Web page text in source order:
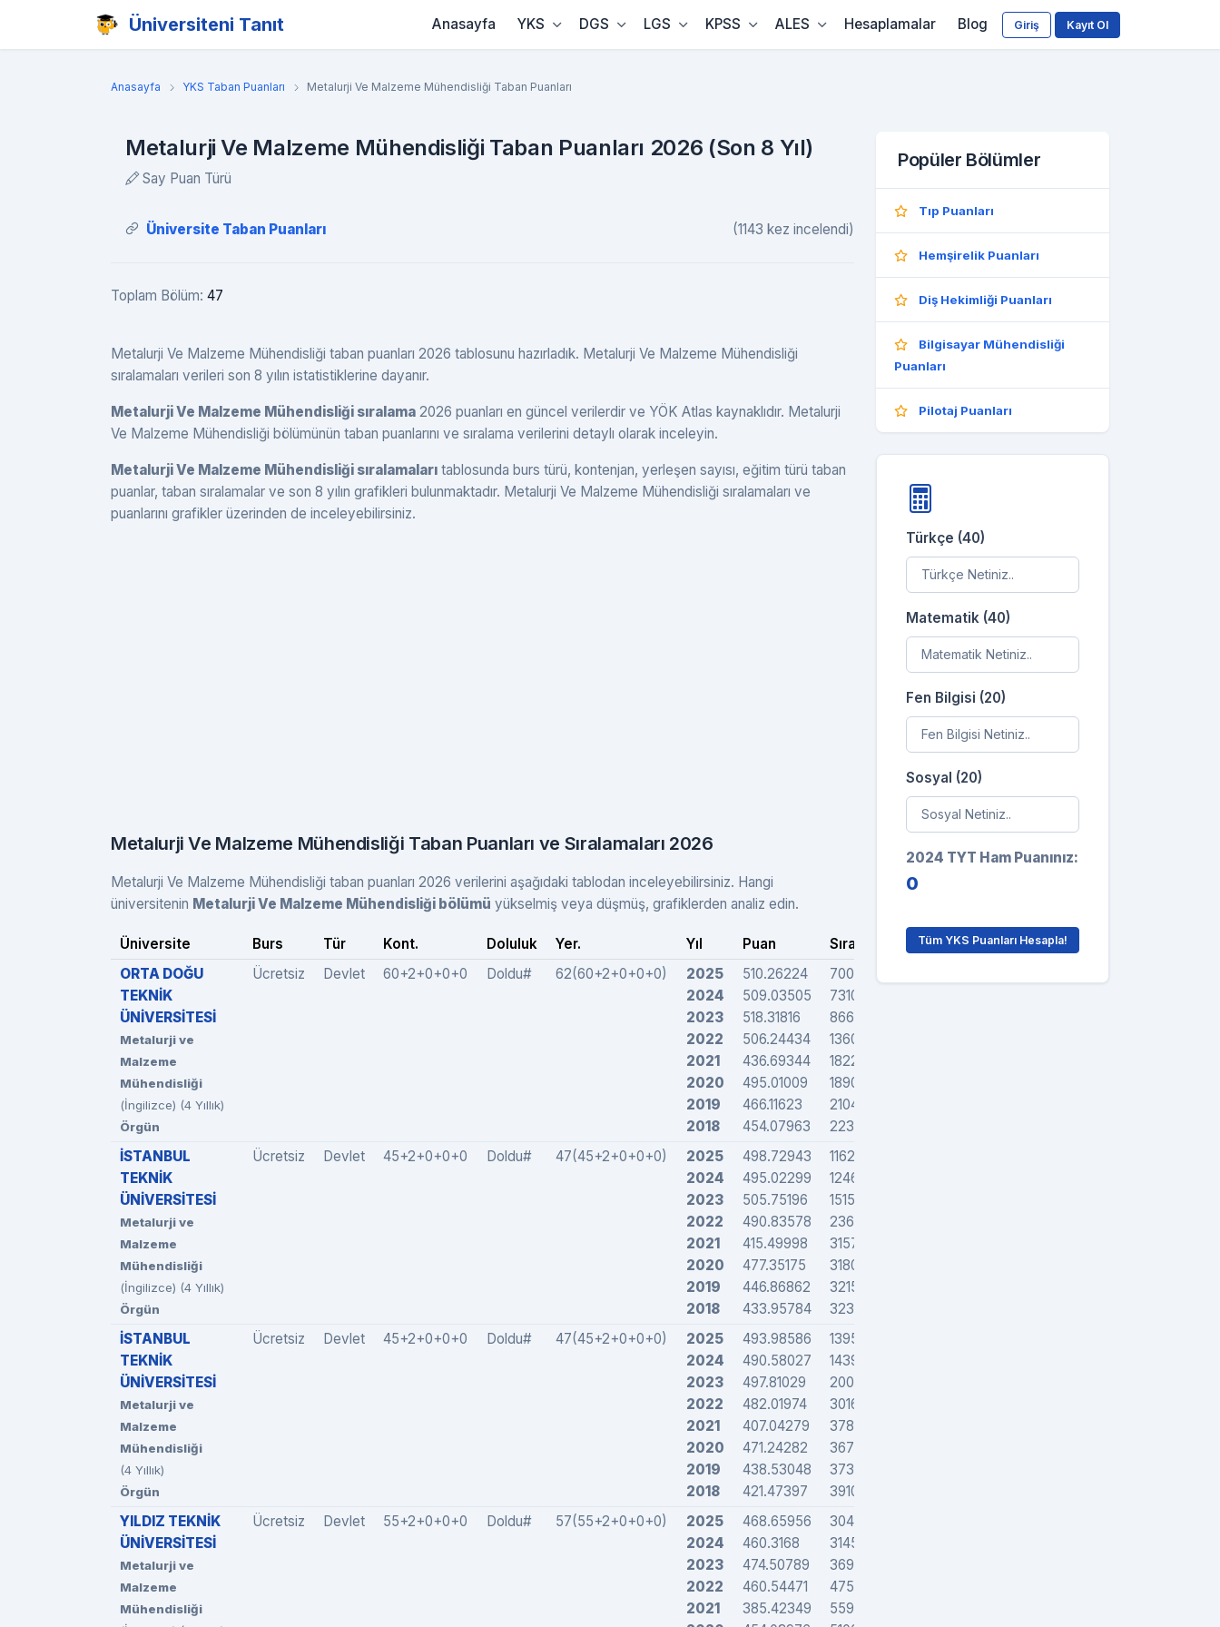
Üniversiteni Tanıt Giriş Kayıt Ol
Anasayfa YKS DGS LGS KPSS ALES Hesaplamalar Blog
Anasayfa YKS Taban Puanları Metalurji Ve Malzeme Mühendisliği Taban Puanları
Metalurji Ve Malzeme Mühendisliği Taban Puanları 2026 (Son 8 Yıl)
Say Puan Türü
Üniversite Taban Puanları (1143 kez incelendi)
Toplam Bölüm: 47
Metalurji Ve Malzeme Mühendisliği taban puanları 2026 tablosunu hazırladık. Metalurji Ve Malzeme Mühendisliği
sıralamaları verileri son 8 yılın istatistiklerine dayanır.
Metalurji Ve Malzeme Mühendisliği sıralama 2026 puanları en güncel verilerdir ve YÖK Atlas kaynaklıdır. Metalurji
Ve Malzeme Mühendisliği bölümünün taban puanlarını ve sıralama verilerini detaylı olarak inceleyin.
Metalurji Ve Malzeme Mühendisliği sıralamaları tablosunda burs türü, kontenjan, yerleşen sayısı, eğitim türü taban
puanlar, taban sıralamalar ve son 8 yılın grafikleri bulunmaktadır. Metalurji Ve Malzeme Mühendisliği sıralamaları ve
puanlarını grafikler üzerinden de inceleyebilirsiniz.
Metalurji Ve Malzeme Mühendisliği Taban Puanları ve Sıralamaları 2026
Metalurji Ve Malzeme Mühendisliği taban puanları 2026 verilerini aşağıdaki tablodan inceleyebilirsiniz. Hangi
üniversitenin Metalurji Ve Malzeme Mühendisliği bölümü yükselmiş veya düşmüş, grafiklerden analiz edin.
Üniversite Burs Tür Kont. Doluluk Yer. Yıl Puan Sıra
Grafik
ORTA DOĞU
TEKNİK
ÜNİVERSİTESİ
Metalurji ve
Malzeme
Mühendisliği
(İngilizce) (4 Yıllık)
Örgün
Ücretsiz Devlet 60+2+0+0+0 Doldu# 62(60+2+0+0+0)
2025
2024
2023
2022
2021
2020
2019
2018
510.26224
509.03505
518.31816
506.24434
436.69344
495.01009
466.11623
454.07963
7000
7310
8660
13604
18223
18900
21045
22300
İSTANBUL
TEKNİK
ÜNİVERSİTESİ
Metalurji ve
Malzeme
Mühendisliği
(İngilizce) (4 Yıllık)
Örgün
Ücretsiz Devlet 45+2+0+0+0 Doldu# 47(45+2+0+0+0)
2025
2024
2023
2022
2021
2020
2019
2018
498.72943
495.02299
505.75196
490.83578
415.49998
477.35175
446.86862
433.95784
11623
12463
15158
23660
31570
31800
32150
32300
İSTANBUL
TEKNİK
ÜNİVERSİTESİ
Metalurji ve
Malzeme
Mühendisliği
(4 Yıllık)
Örgün
Ücretsiz Devlet 45+2+0+0+0 Doldu# 47(45+2+0+0+0)
2025
2024
2023
2022
2021
2020
2019
2018
493.98586
490.58027
497.81029
482.01974
407.04279
471.24282
438.53048
421.47397
13955
14398
20048
30161
37851
36700
37321
39100
YILDIZ TEKNİK
ÜNİVERSİTESİ
Metalurji ve
Malzeme
Mühendisliği
Ücretsiz Devlet 55+2+0+0+0 Doldu# 57(55+2+0+0+0)
2025
2024
2023
2022
2021
468.65956
460.3168
474.50789
460.54471
385.42349
30427
31450
36943
47547
55952
Popüler Bölümler
Tıp Puanları
Hemşirelik Puanları
Diş Hekimliği Puanları
Bilgisayar Mühendisliği
Puanları
Pilotaj Puanları
Türkçe (40)
Matematik (40)
Fen Bilgisi (20)
Sosyal (20)
2024 TYT Ham Puanınız:
0
Tüm YKS Puanları Hesapla!